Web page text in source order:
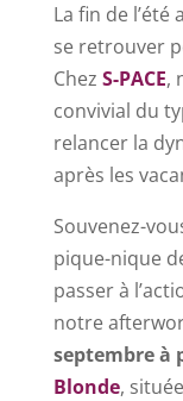
La fin de l’été
se retrouver
Chez S-PACE,
convivial du
relancer la
après les
Souvenez-
pique-nique
passer à
notre
septembre à
Blonde,